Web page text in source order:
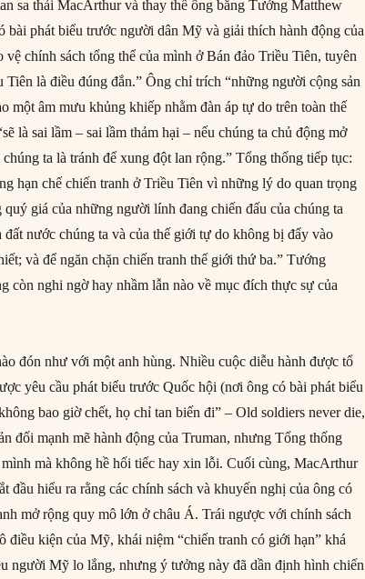
sa thải MacArthur và thay thế ông bằng Tướng Matthew
bài phát biểu trước người dân Mỹ và giải thích hành động của
vệ chính sách tổng thể của mình ở Bán đảo Triều Tiên, tuyên
Tiên là điều đúng đắn.” Ông chỉ trích “những người cộng sản
một âm mưu khủng khiếp nhằm đàn áp tự do trên toàn thế
là sai lầm – sai lầm thảm hại – nếu chúng ta chủ động mở
ta là tránh để xung đột lan rộng.” Tổng thống tiếp tục:
hạn chế chiến tranh ở Triều Tiên vì những lý do quan trọng
quý giá của những người lính đang chiến đấu của chúng ta
nước chúng ta và của thế giới tự do không bị đẩy vào
và để ngăn chặn chiến tranh thế giới thứ ba.” Tướng
còn nghi ngờ hay nhầm lẫn nào về mục đích thực sự của
đón như với một anh hùng. Nhiều cuộc diễu hành được tổ
yêu cầu phát biểu trước Quốc hội (nơi ông có bài phát biểu
bao giờ chết, họ chỉ tan biến đi” – Old soldiers never die,
đối mạnh mẽ hành động của Truman, nhưng Tổng thống
mà không hề hối tiếc hay xin lỗi. Cuối cùng, MacArthur
đầu hiểu ra rằng các chính sách và khuyến nghị của ông có
mở rộng quy mô lớn ở châu Á. Trái ngược với chính sách
điều kiện của Mỹ, khái niệm “chiến tranh có giới hạn” khá
người Mỹ lo lắng, nhưng ý tưởng này đã dần định hình chiến